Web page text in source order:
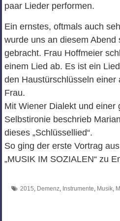
paar Lieder performen.
Ein ernstes, oftmals auch
wurde uns an diesem
gebracht. Frau Hoffmeier
einem Lied ab. Es ist ein
den Haustürschlüsseln einer
Frau.
Mit Wiener Dialekt und einer
Selbstironie beschrieb
dieses „Schlüssellied“.
So ging der erste Vortrag
„MUSIK IM SOZIALEN“ zu
2015, Demenz, Instrumente, Musik,